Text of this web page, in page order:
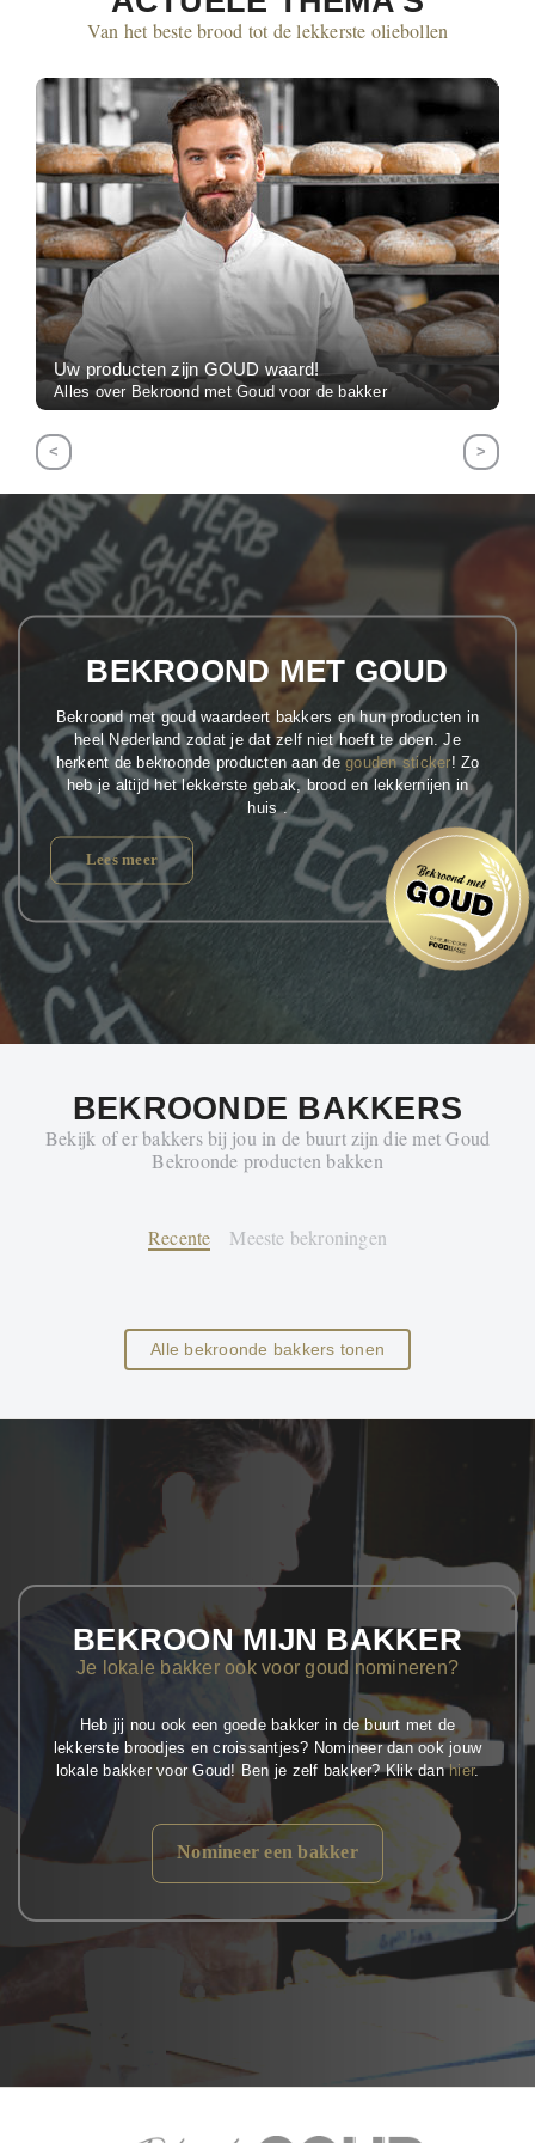
Van het beste brood tot de lekkerste oliebollen
Uw producten zijn GOUD waard!
Alles over Bekroond met Goud voor de bakker
BEKROOND MET GOUD
Bekroond met goud waardeert bakkers en hun producten in
heel Nederland zodat je dat zelf niet hoeft te doen. Je
herkent de bekroonde producten aan degouden sticker! Zo
heb je altijd het lekkerste gebak, brood en lekkernijen in
huis .
Lees meer
BEKROONDE BAKKERS
Bekijk of er bakkers bij jou in de buurt zijn die met Goud
Bekroonde producten bakken
Recente Meeste bekroningen
Alle bekroonde bakkers tonen
BEKROON MIJN BAKKER
Je lokale bakker ook voor goud nomineren?
Heb jij nou ook een goede bakker in de buurt met de
lekkerste broodjes en croissantjes? Nomineer dan ook jouw
lokale bakker voor Goud! Ben je zelf bakker? Klik danhier.
Nomineer een bakker